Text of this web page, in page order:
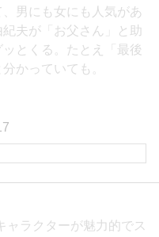
男にも女にも人気があ
夫が「お父さん」と助
とくる。たとえ「最後
かっていても。
ャラクターが魅力的でス